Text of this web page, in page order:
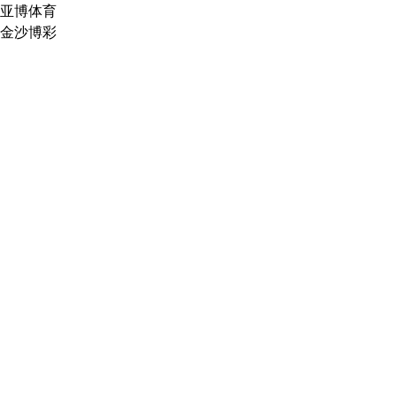
亚博体育
金沙博彩